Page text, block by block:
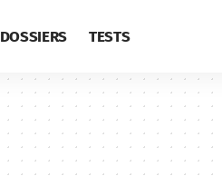
DOSSIERS TESTS